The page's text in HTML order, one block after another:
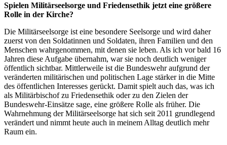
Spielen Militärseelsorge und Friedensethik jetzt eine größere
Rolle in der Kirche?
Die Militärseelsorge ist eine besondere Seelsorge und wird daher
zuerst von den Soldatinnen und Soldaten, ihren Familien und den
Menschen wahrgenommen, mit denen sie leben. Als ich vor bald 16
Jahren diese Aufgabe übernahm, war sie noch deutlich weniger
öffentlich sichtbar. Mittlerweile ist die Bundeswehr aufgrund der
veränderten militärischen und politischen Lage stärker in die Mitte
des öffentlichen Interesses gerückt. Damit spielt auch das, was ich
als Militärbischof zu Friedensethik oder zu den Zielen der
Bundeswehr-Einsätze sage, eine größere Rolle als früher. Die
Wahrnehmung der Militärseelsorge hat sich seit 2011 grundlegend
verändert und nimmt heute auch in meinem Alltag deutlich mehr
Raum ein.